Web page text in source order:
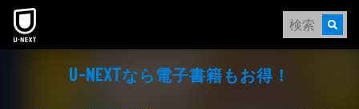
本文へスキップ
U-NEXTなら電⼦書籍もお得！